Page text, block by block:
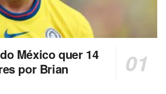
México quer 14
por Brian